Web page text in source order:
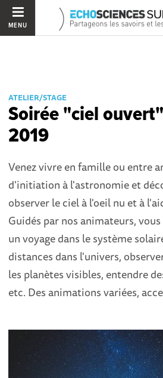
MENU
ATELIER/STAGE
Soirée "ciel
2019
Venez vivre en famille ou entre
d'initiation à l'astronomie et
observer le ciel à l'oeil nu et à
Guidés par nos animateurs,
un voyage dans le système
distances dans l'univers,
les planètes visibles, entendre
etc. Des animations variées,